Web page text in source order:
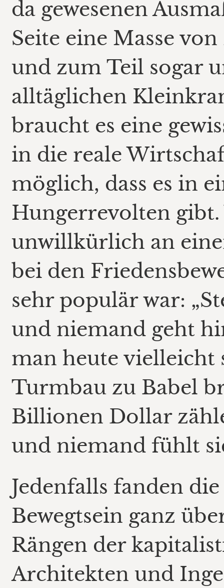
da gewesenen
Seite eine Masse
und zum Teil sogar
alltäglichen
braucht es eine
in die reale
möglich, dass es in
Hungerrevolten
unwillkürlich an
bei den
sehr populär war:
und niemand geht
man heute vielleicht
Turmbau zu Babel
Billionen Dollar
und niemand fühlt
Jedenfalls fanden
Bewegtsein ganz
Rängen der
Architekten und